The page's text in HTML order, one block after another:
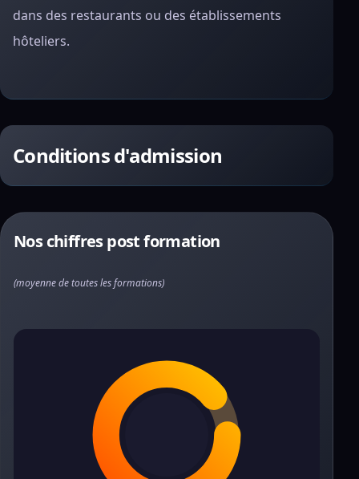
dans des restaurants ou des établissements
hôteliers.
Conditions d'admission
Nos chiffres post formation
(moyenne de toutes les formations)